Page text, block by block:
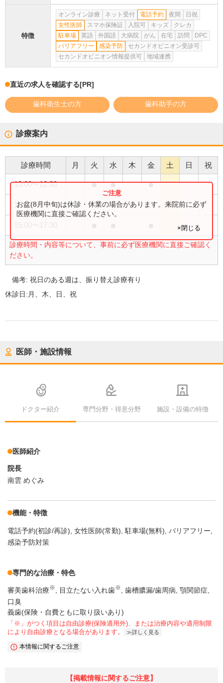
特徴
オンライン診療 ネット受付 電話予約 夜間
日祝
女性医師
スマホ保険証 入院可 キッズ
クレカ
駐車場
英語 外国語 大病院 がん 在宅 訪問
DPC
バリアフリー
感染予防
セカンドオピニオン受診可
セカンドオピニオン情報提供可
地域連携
直近の求人を確認する[PR]
歯科衛生士の方 歯科助手の方
診療案内
診療時間 月 火 水 木 金 土 日 祝
10:00〜12:30 ● ● ●
10:00〜13:00 ●
診療時間・内容等について、事前に必ず医療機関に直接ご確認く
ださい。
お盆(8月中旬)は休診・休業の場合があります。来院前に必ず
医療機関に直接ご確認ください。
×閉じる
備考:祝日のある週は、振り替え診療有り
休診日: 月、木、日、祝
医師・施設情報
ドクター紹介 専門分野・得意分野 施設・設備の特徴
医師紹介
院長
南雲 めぐみ
機能・特徴
電話予約(初診/再診) 女性医師(常勤) 駐車場(無料) バリアフリー
感染予防対策
専門的な治療・特色
審美歯科治療※ 目立たない入れ歯※ 歯槽膿漏/歯周病 顎関節症
口臭
義歯(保険・自費ともに取り扱いあり)
「※」がつく項目は自由診療(保険適用外)、または治療内容や適用制限
により自由診療となる場合があります。
詳しく見る
本情報に関するご注意
【掲載情報に関するご注意】